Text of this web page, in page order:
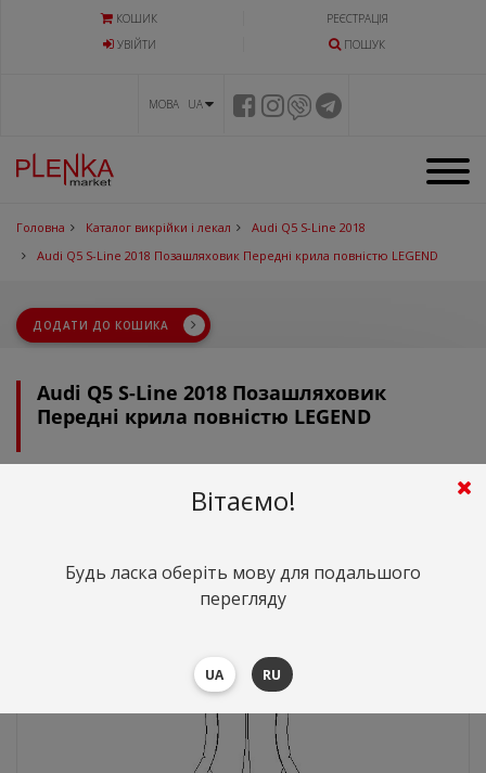
КОШИК
РЕЄСТРАЦІЯ
УВIЙТИ
ПОШУК
МОВА UA
Головна Каталог викрійки і лекал
Audi Q5 S-Line 2018
Audi Q5 S-Line 2018 Позашляховик Передні крила повністю LEGEND
ДОДАТИ ДО КОШИКА
Audi Q5 S-Line 2018 Позашляховик
Передні крила повністю LEGEND
грн. ($107.2)
Вітаємо!
Будь ласка оберіть мову для подальшого
перегляду
UA RU